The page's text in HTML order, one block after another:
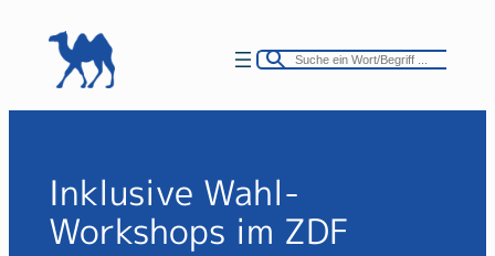
Inhalt
springen
Inklusive Wahl-
Workshops im ZDF